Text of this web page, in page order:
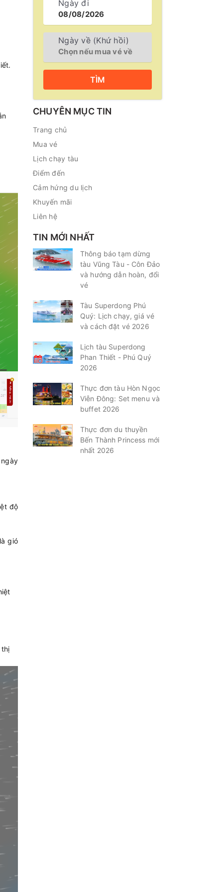
độ
gió
Ngày đi
Ngày về (Khứ hồi)
TÌM
CHUYÊN MỤC TIN
Trang chủ
Mua vé
Lịch chạy tàu
Điểm đến
Cảm hứng du lịch
Khuyến mãi
Liên hệ
TIN MỚI NHẤT
Thông báo tạm dừng
tàu Vũng Tàu - Côn Đảo
và hướng dẫn hoàn, đổi
vé
Tàu Superdong Phú
Quý: Lịch chạy, giá vé
và cách đặt vé 2026
Lịch tàu Superdong
Phan Thiết - Phú Quý
2026
Thực đơn tàu Hòn Ngọc
Viễn Đông: Set menu và
buffet 2026
Thực đơn du thuyền
Bến Thành Princess mới
nhất 2026